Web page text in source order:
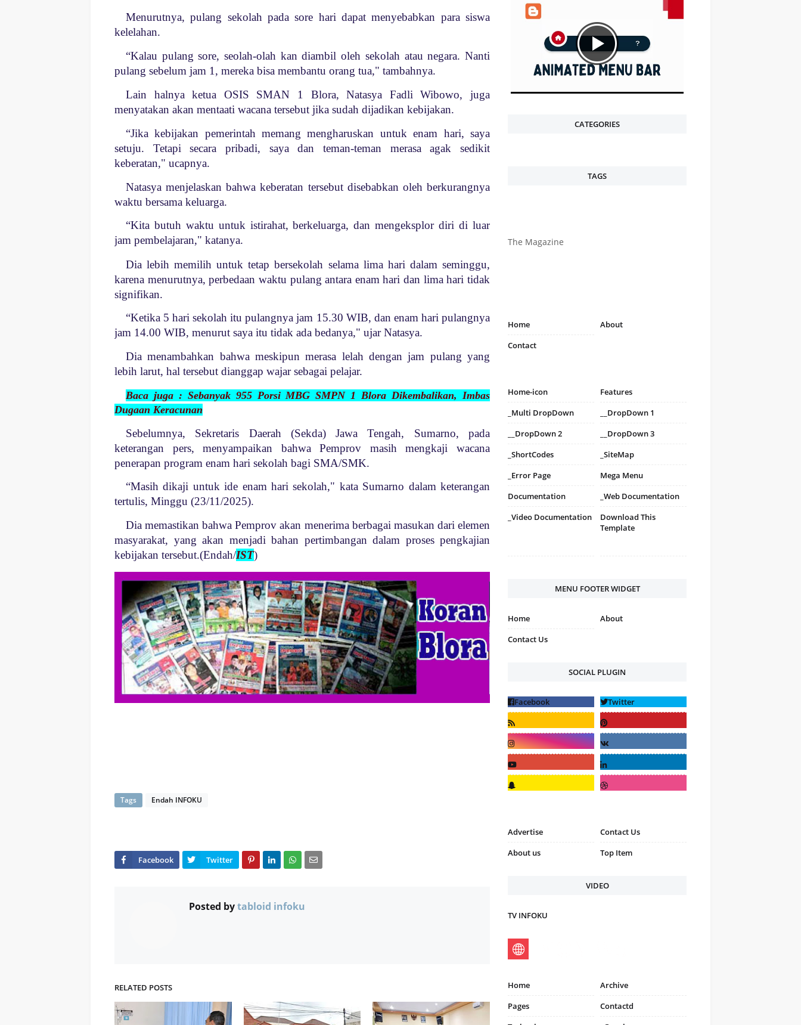
Menurutnya, pulang sekolah pada sore hari dapat menyebabkan para siswa
kelelahan.
“Kalau pulang sore, seolah-olah kan diambil oleh sekolah atau negara. Nanti
pulang sebelum jam 1, mereka bisa membantu orang tua," tambahnya.
Lain halnya ketua OSIS SMAN 1 Blora, Natasya Fadli Wibowo, juga
menyatakan akan mentaati wacana tersebut jika sudah dijadikan kebijakan.
“Jika kebijakan pemerintah memang mengharuskan untuk enam hari, saya
setuju. Tetapi secara pribadi, saya dan teman-teman merasa agak sedikit
keberatan," ucapnya.
Natasya menjelaskan bahwa keberatan tersebut disebabkan oleh berkurangnya
waktu bersama keluarga.
“Kita butuh waktu untuk istirahat, berkeluarga, dan mengeksplor diri di luar
jam pembelajaran," katanya.
Dia lebih memilih untuk tetap bersekolah selama lima hari dalam seminggu,
karena menurutnya, perbedaan waktu pulang antara enam hari dan lima hari tidak
signifikan.
“Ketika 5 hari sekolah itu pulangnya jam 15.30 WIB, dan enam hari pulangnya
jam 14.00 WIB, menurut saya itu tidak ada bedanya," ujar Natasya.
Dia menambahkan bahwa meskipun merasa lelah dengan jam pulang yang
lebih larut, hal tersebut dianggap wajar sebagai pelajar.
Baca juga : Sebanyak 955 Porsi MBG SMPN 1 Blora Dikembalikan, Imbas
Dugaan Keracunan
Sebelumnya, Sekretaris Daerah (Sekda) Jawa Tengah, Sumarno, pada
keterangan pers, menyampaikan bahwa Pemprov masih mengkaji wacana
penerapan program enam hari sekolah bagi SMA/SMK.
“Masih dikaji untuk ide enam hari sekolah," kata Sumarno dalam keterangan
tertulis, Minggu (23/11/2025).
Dia memastikan bahwa Pemprov akan menerima berbagai masukan dari elemen
masyarakat, yang akan menjadi bahan pertimbangan dalam proses pengkajian
kebijakan tersebut.(Endah/IST)
Tags Endah INFOKU
Posted bytabloid infoku
RELATED POSTS
CATEGORIES
TAGS
The Magazine
Home
About
Contact
Home-icon
Features
_Multi DropDown
__DropDown 1
__DropDown 2
__DropDown 3
_ShortCodes
_SiteMap
_Error Page
Mega Menu
Documentation
_Web Documentation
_Video Documentation
Download This
Template
MENU FOOTER WIDGET
Home
About
Contact Us
SOCIAL PLUGIN
Advertise
Contact Us
About us
Top Item
VIDEO
TV INFOKU
Home
Archive
Pages
Contactd